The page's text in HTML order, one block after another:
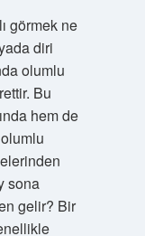
görmek ne
diri
olumlu
Bu
hem de
sona
gelir? Bir